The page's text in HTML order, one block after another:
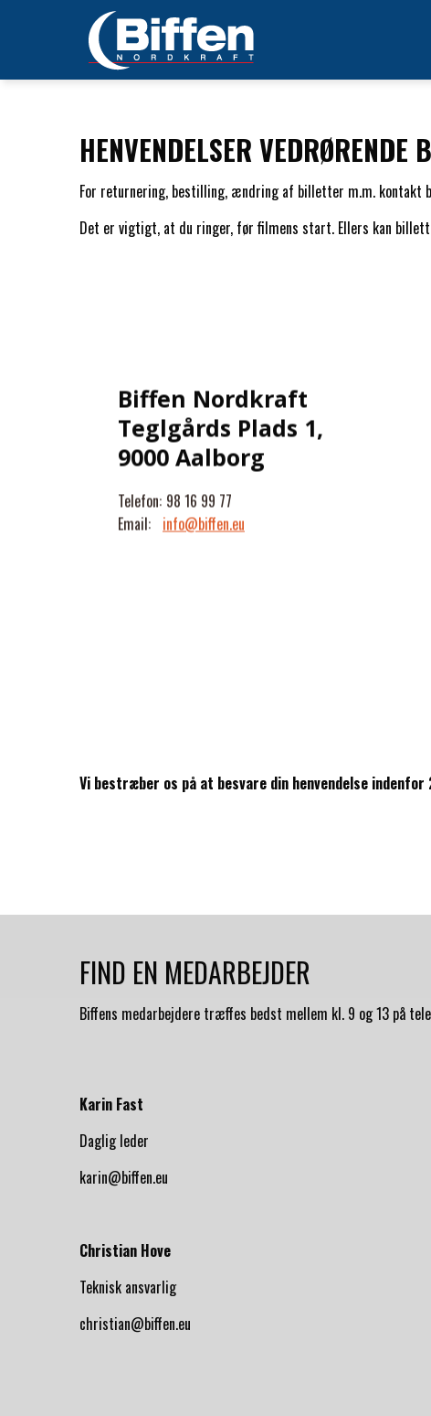
HENVENDELSER VEDRØRENDE
For returnering, bestilling, ændring af billetter m.m. kontakt
Det er vigtigt, at du ringer, før filmens start. Ellers kan
Biffen Nordkraft
Teglgårds Plads 1,
9000 Aalborg
Telefon: 98 16 99 77
Email: info@biffen.eu
Vi bestræber os på at besvare din henvendelse indenfor
FIND EN MEDARBEJDER
Biffens medarbejdere træffes bedst mellem kl. 9 og 13 på
Karin Fast
Daglig leder
karin@biffen.eu
Christian Hove
Teknisk ansvarlig
christian@biffen.eu